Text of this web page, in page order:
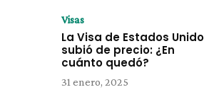
Visas
La Visa de Estados
subió de precio: ¿En
cuánto quedó?
31 enero, 2025